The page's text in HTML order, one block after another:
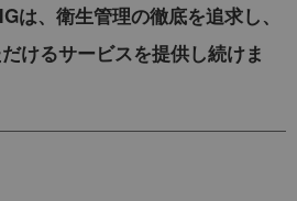
は、衛生管理の徹底を追求し、
けるサービスを提供し続けま